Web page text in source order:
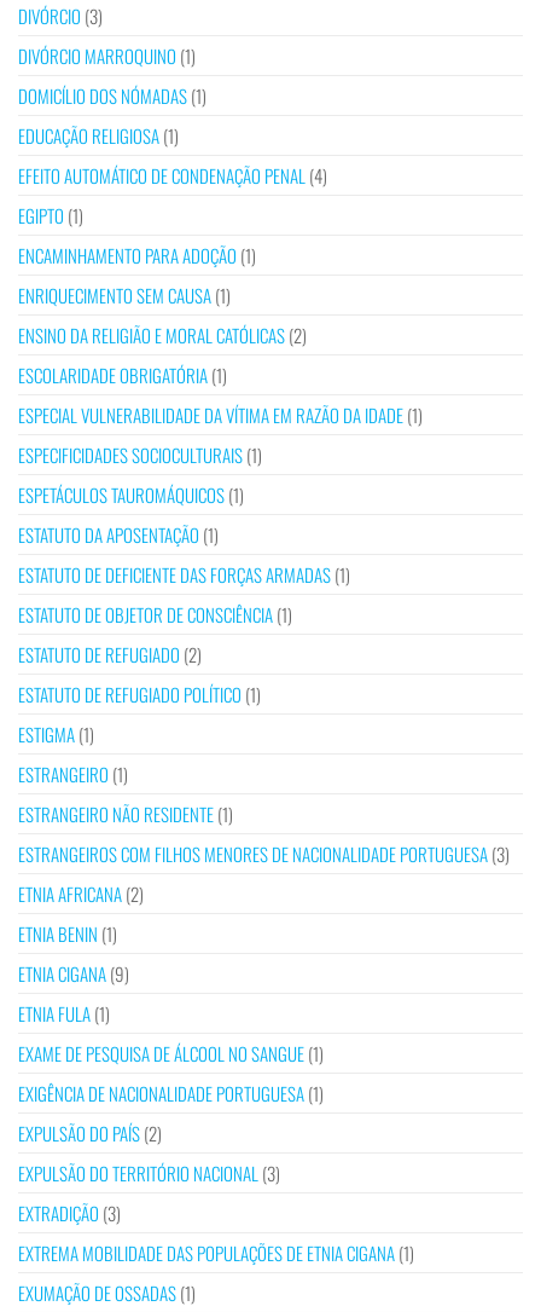
DIVÓRCIO (3)
DIVÓRCIO MARROQUINO (1)
DOMICÍLIO DOS NÓMADAS(1)
EDUCAÇÃO RELIGIOSA(1)
EFEITO AUTOMÁTICO DE CONDENAÇÃO PENAL (4)
EGIPTO (1)
ENCAMINHAMENTO PARA ADOÇÃO (1)
ENRIQUECIMENTO SEM CAUSA(1)
ENSINO DA RELIGIÃO E MORAL CATÓLICAS(2)
ESCOLARIDADE OBRIGATÓRIA(1)
ESPECIAL VULNERABILIDADE DA VÍTIMA EM RAZÃO DA IDADE(1)
ESPECIFICIDADES SOCIOCULTURAIS(1)
ESPETÁCULOS TAUROMÁQUICOS(1)
ESTATUTO DA APOSENTAÇÃO (1)
ESTATUTO DE DEFICIENTE DAS FORÇAS ARMADAS(1)
ESTATUTO DE OBJETOR DE CONSCIÊNCIA(1)
ESTATUTO DE REFUGIADO (2)
ESTATUTO DE REFUGIADO POLÍTICO (1)
ESTIGMA(1)
ESTRANGEIRO (1)
ESTRANGEIRO NÃO RESIDENTE(1)
ESTRANGEIROS COM FILHOS MENORES DE NACIONALIDADE PORTUGUESA(3)
ETNIA AFRICANA(2)
ETNIA BENIN (1)
ETNIA CIGANA(9)
ETNIA FULA(1)
EXAME DE PESQUISA DE ÁLCOOL NO SANGUE(1)
EXIGÊNCIA DE NACIONALIDADE PORTUGUESA(1)
EXPULSÃO DO PAÍS(2)
EXPULSÃO DO TERRITÓRIO NACIONAL (3)
EXTRADIÇÃO (3)
EXTREMA MOBILIDADE DAS POPULAÇÕES DE ETNIA CIGANA(1)
EXUMAÇÃO DE OSSADAS(1)